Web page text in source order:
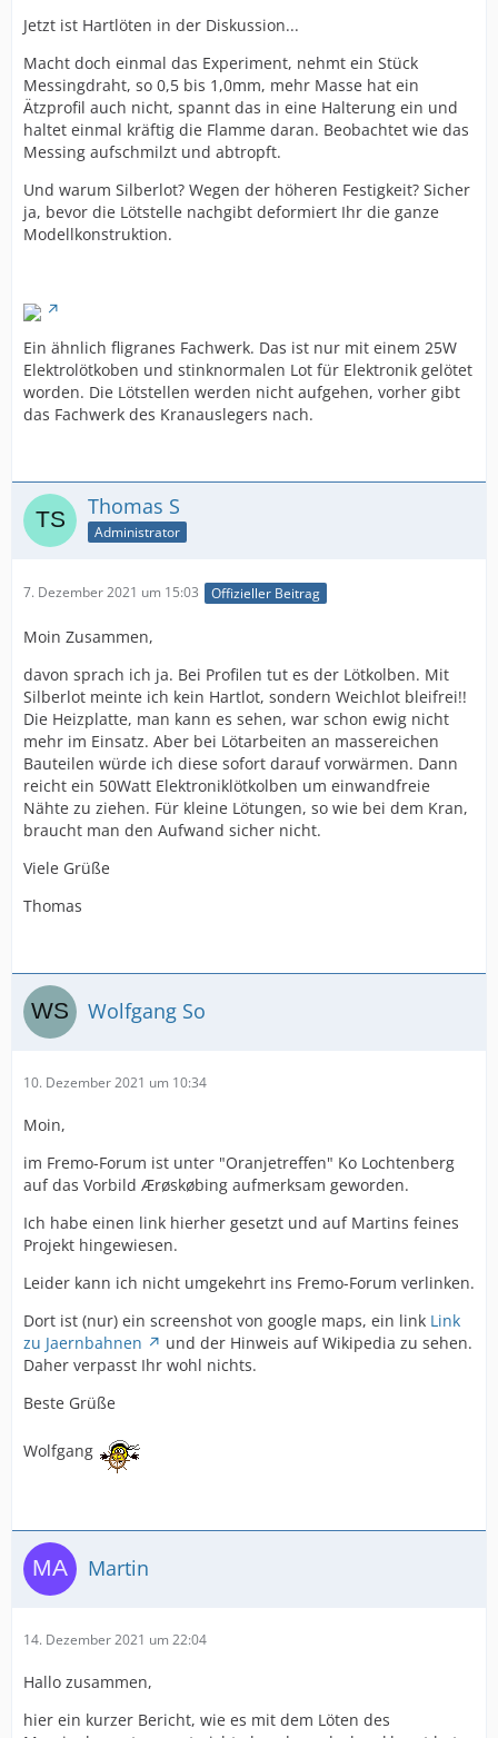
Jetzt ist Hartlöten in der Diskussion...
Macht doch einmal das Experiment, nehmt ein Stück
Messingdraht, so 0,5 bis 1,0mm, mehr Masse hat ein
Ätzprofil auch nicht, spannt das in eine Halterung ein und
haltet einmal kräftig die Flamme daran. Beobachtet wie das
Messing aufschmilzt und abtropft.
Und warum Silberlot? Wegen der höheren Festigkeit? Sicher
ja, bevor die Lötstelle nachgibt deformiert Ihr die ganze
Modellkonstruktion.
Ein ähnlich fligranes Fachwerk. Das ist nur mit einem 25W
Elektrolötkoben und stinknormalen Lot für Elektronik gelötet
worden. Die Lötstellen werden nicht aufgehen, vorher gibt
das Fachwerk des Kranauslegers nach.
Thomas S
Administrator
7. Dezember 2021 um 15:03 Offizieller Beitrag
Moin Zusammen,
davon sprach ich ja. Bei Profilen tut es der Lötkolben. Mit
Silberlot meinte ich kein Hartlot, sondern Weichlot bleifrei!!
Die Heizplatte, man kann es sehen, war schon ewig nicht
mehr im Einsatz. Aber bei Lötarbeiten an massereichen
Bauteilen würde ich diese sofort darauf vorwärmen. Dann
reicht ein 50Watt Elektroniklötkolben um einwandfreie
Nähte zu ziehen. Für kleine Lötungen, so wie bei dem Kran,
braucht man den Aufwand sicher nicht.
Viele Grüße
Thomas
Wolfgang So
10. Dezember 2021 um 10:34
Moin,
im Fremo-Forum ist unter "Oranjetreffen" Ko Lochtenberg
auf das Vorbild Ærøskøbing aufmerksam geworden.
Ich habe einen link hierher gesetzt und auf Martins feines
Projekt hingewiesen.
Leider kann ich nicht umgekehrt ins Fremo-Forum verlinken.
Dort ist (nur) ein screenshot von google maps, ein link Link
zu Jaernbahnen
und der Hinweis auf Wikipedia zu sehen.
Daher verpasst Ihr wohl nichts.
Beste Grüße
Wolfgang
Martin
14. Dezember 2021 um 22:04
Hallo zusammen,
hier ein kurzer Bericht, wie es mit dem Löten des